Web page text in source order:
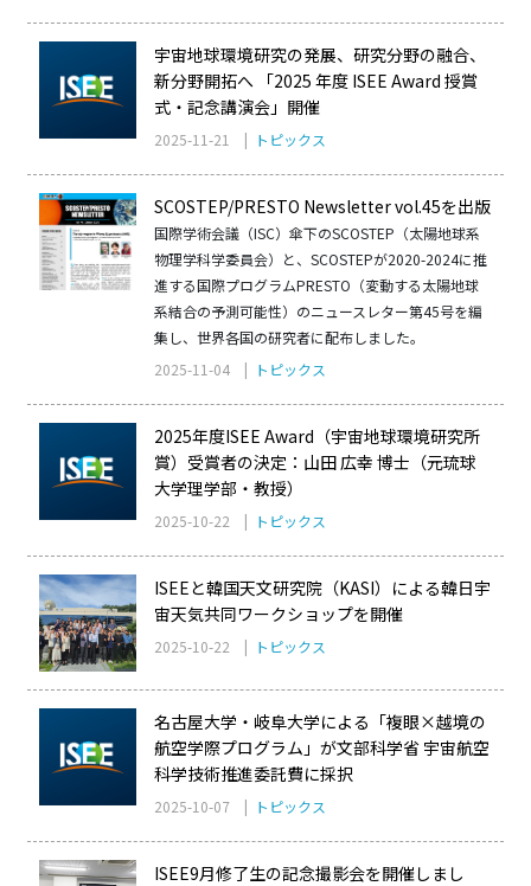
宇宙地球環境研究の発展、研究分野の融合、
新分野開拓へ 「2025 年度 ISEE Award 授賞
式・記念講演会」開催
2025-11-21 | トピックス
SCOSTEP/PRESTO Newsletter vol.45を出版
国際学術会議（ISC）傘下のSCOSTEP（太陽地球系
物理学科学委員会）と、SCOSTEPが2020-2024に推
進する国際プログラムPRESTO（変動する太陽地球
系結合の予測可能性）のニュースレター第45号を編
集し、世界各国の研究者に配布しました。
2025-11-04 | トピックス
2025年度ISEE Award（宇宙地球環境研究所
賞）受賞者の決定：山田 広幸 博士（元琉球
大学理学部・教授）
2025-10-22 | トピックス
ISEEと韓国天文研究院（KASI）による韓日宇
宙天気共同ワークショップを開催
2025-10-22 | トピックス
名古屋大学・岐阜大学による「複眼×越境の
航空学際プログラム」が文部科学省 宇宙航空
科学技術推進委託費に採択
2025-10-07 | トピックス
ISEE9月修了生の記念撮影会を開催しまし